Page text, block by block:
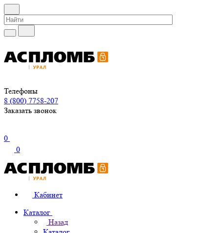
Телефоны
8 (800) 7758-207
Заказать звонок
0
0
Кабинет
Каталог
Назад